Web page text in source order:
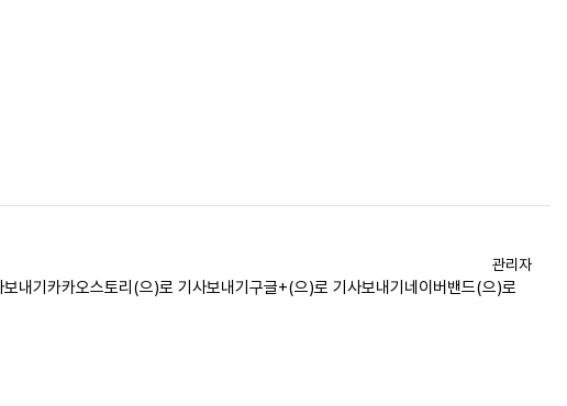
등록자
관리자
내기카카오스토리(으)로 기사보내기구글+(으)로 기사보내기네이버밴드(으)로